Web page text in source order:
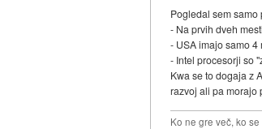
Pogledal sem samo
- Na prvih dveh
- USA imajo samo 4
- Intel procesorji so
Kwa se to dogaja z
razvoj ali pa morajo
Ko ne gre več, ko